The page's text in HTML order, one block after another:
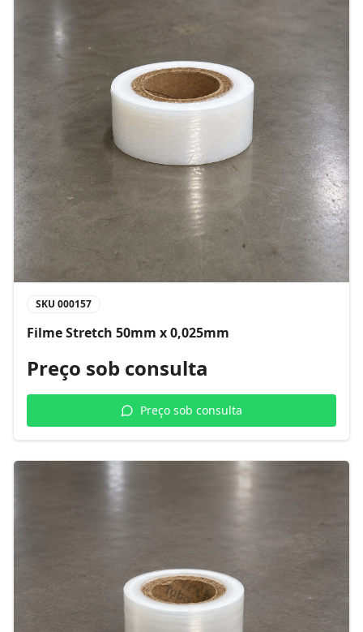
SKU 000157
Filme Stretch 50mm x 0,025mm
Preço sob consulta
Preço sob consulta